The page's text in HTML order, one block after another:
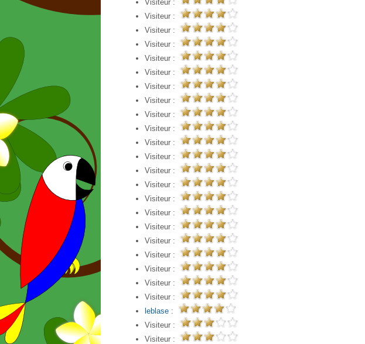
Visiteur :
Visiteur :
Visiteur :
Visiteur :
Visiteur :
Visiteur :
Visiteur :
Visiteur :
Visiteur :
Visiteur :
Visiteur :
Visiteur :
Visiteur :
Visiteur :
Visiteur :
Visiteur :
Visiteur :
Visiteur :
Visiteur :
Visiteur :
Visiteur :
Visiteur :
leblase :
Visiteur :
Visiteur :